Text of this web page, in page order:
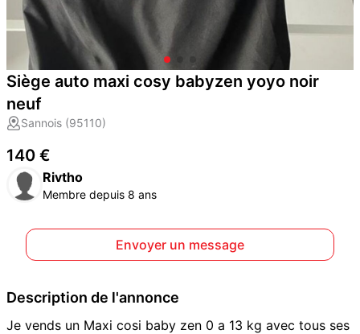
Siège auto maxi cosy babyzen yoyo noir
neuf
Sannois (95110)
140 €
Rivtho
Membre depuis 8 ans
Envoyer un message
Description de l'annonce
Je vends un Maxi cosi baby zen 0 a 13 kg avec tous ses